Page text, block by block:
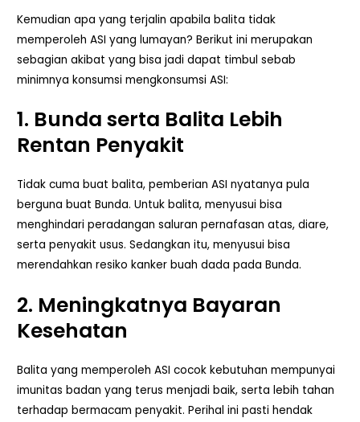
Kemudian apa yang terjalin apabila balita tidak
memperoleh ASI yang lumayan? Berikut ini merupakan
sebagian akibat yang bisa jadi dapat timbul sebab
minimnya konsumsi mengkonsumsi ASI:
1. Bunda serta Balita Lebih
Rentan Penyakit
Tidak cuma buat balita, pemberian ASI nyatanya pula
berguna buat Bunda. Untuk balita, menyusui bisa
menghindari peradangan saluran pernafasan atas, diare,
serta penyakit usus. Sedangkan itu, menyusui bisa
merendahkan resiko kanker buah dada pada Bunda.
2. Meningkatnya Bayaran
Kesehatan
Balita yang memperoleh ASI cocok kebutuhan mempunyai
imunitas badan yang terus menjadi baik, serta lebih tahan
terhadap bermacam penyakit. Perihal ini pasti hendak